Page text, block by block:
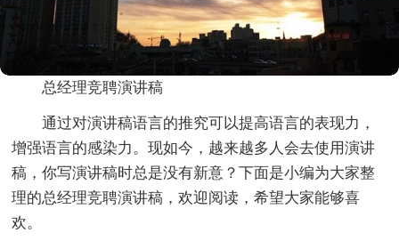
总经理竞聘演讲稿
通过对演讲稿语言的推究可以提高语言的表现力，
增强语言的感染力。现如今，越来越多人会去使用演讲
稿，你写演讲稿时总是没有新意？下面是小编为大家整
理的总经理竞聘演讲稿，欢迎阅读，希望大家能够喜
欢。